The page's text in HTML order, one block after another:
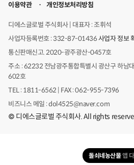
이용약관 개인정보처리방침
디에스글로벌 주식회사 | 대표자 : 조휘석
사업자등록번호 : 332-87-01436사업자 정보
통신판매신고. 2020-광주광산-0457호
주소 : 62232 전남광주통합특별시 광산구 하남
602호
TEL : 1811-6562 | FAX : 062-955-7396
비즈니스 메일 : dol4525@naver.com
© 디에스글로벌 주식회사. All rights
돌쇠네농산물앱